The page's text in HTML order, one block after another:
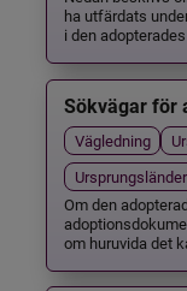
ha utfärdats
i den
Sökvägar för
Vägledning
Ursprungsländer
Om den
om huruvida det